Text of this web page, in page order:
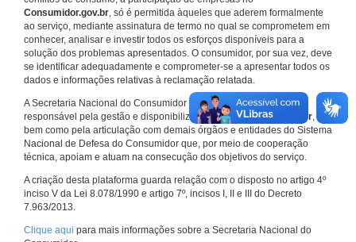
Consumidor.gov.br, só é permitida àqueles que aderem formalmente
ao serviço, mediante assinatura de termo no qual se comprometem em
conhecer, analisar e investir todos os esforços disponíveis para a
solução dos problemas apresentados. O consumidor, por sua vez, deve
se identificar adequadamente e comprometer-se a apresentar todos os
dados e informações relativas à reclamação relatada.
A Secretaria Nacional do Consumidor do Ministério da Justiça é a
responsável pela gestão e disponibilização doConsumidor.gov.br,
bem como pela articulação com demais órgãos e entidades do Sistema
Nacional de Defesa do Consumidor que, por meio de cooperação
técnica, apoiam e atuam na consecução dos objetivos do serviço.
A criação desta plataforma guarda relação com o disposto no artigo 4º
inciso V da Lei 8.078/1990 e artigo 7º, incisos I, II e III do Decreto
7.963/2013.
Clique aqui para mais informações sobre a Secretaria Nacional do